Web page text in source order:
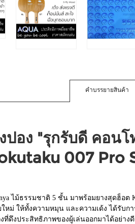
คำบรรยายสินค้า
ปอง "รุกรับดี คอน
007 Pro
ไม้ธรรมชาติ 5 ชั้น มาพร้อมยางสุดฮ็อต
หม่ ให้ทั้งความหมุน และความเด้ง ได้รับ
ที่ดึงประสิทธิภาพของผู้เล่นออกมาได้อย่าง